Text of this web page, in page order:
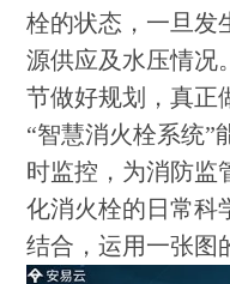
栓的状态，一旦发
源供应及水压情况
节做好规划，真正
“智慧消火栓系统”
时监控，为消防监
化消火栓的日常科
结合，运用一张图